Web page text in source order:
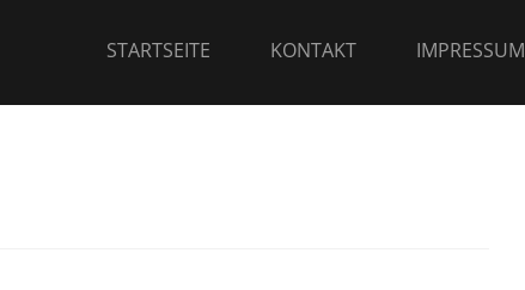
STARTSEITE KONTAKT IMPRESSUM